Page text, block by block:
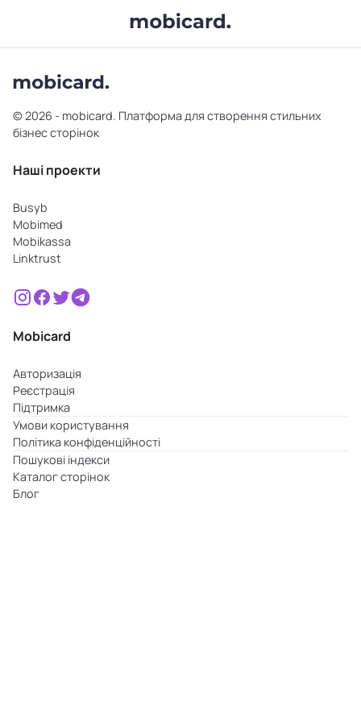
© 2026 - mobicard. Платформа для створення стильних
бізнес сторінок
Наші проекти
Busyb
Mobimed
Mobikassa
Linktrust
Mobicard
Авторизація
Реєстрація
Підтримка
Умови користування
Політика конфіденційності
Пошукові індекси
Каталог сторінок
Блог